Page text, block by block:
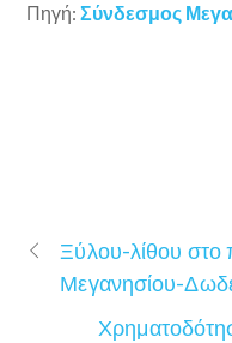
Πηγή:Σύνδεσμος
Ξύλου-λίθου στο
Μεγανησίου-